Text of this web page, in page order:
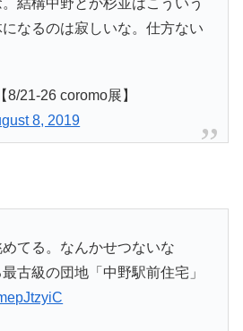
結構中野とか杉並はこういう
なるのは寂しいな。仕方ない
21-26 coromo展】
8, 2019
てる。なんかせつないな
古級の団地「中野駅前住宅」